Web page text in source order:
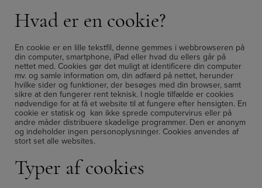
Hvad er en cookie?
En cookie er en lille tekstfil, denne gemmes i webbrowseren på
din computer, smartphone, iPad eller hvad du ellers går på
nettet med. Cookies gør det muligt at identificere din computer
mv. og samle information om, din adfærd på nettet, herunder
hvilke sider og funktioner, der besøges med din browser, samt
sikre at den fungerer rent teknisk. I nogle tilfælde er cookies
nødvendige for at få et website til at fungere efter hensigten. En
cookie er statisk og kan ikke sprede computervirus eller på
andre måder distribuere skadelige programmer. Den er anonym
og indeholder ingen personoplysninger. Cookies anvendes af
stort set alle websites.
Typer af cookies